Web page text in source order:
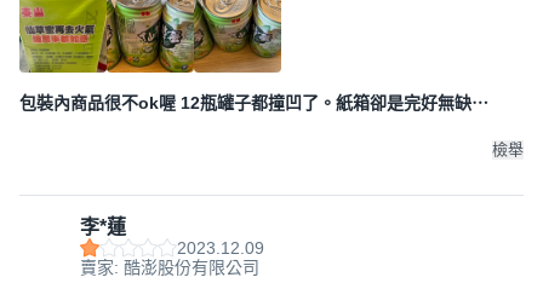
包裝內商品很不ok喔 12瓶罐子都撞凹了。紙箱卻是完好無缺⋯
檢舉
李*蓮
2023.12.09
賣家: 酷澎股份有限公司